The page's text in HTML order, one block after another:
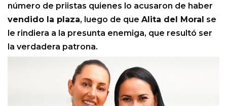
número de priistas quienes lo acusaron de haber
vendido la plaza, luego de que Alita del Moral se
le rindiera a la presunta enemiga, que resultó ser
la verdadera patrona.